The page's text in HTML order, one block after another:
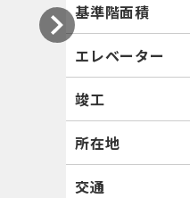
基準階面積
エレベーター
竣工
所在地
交通